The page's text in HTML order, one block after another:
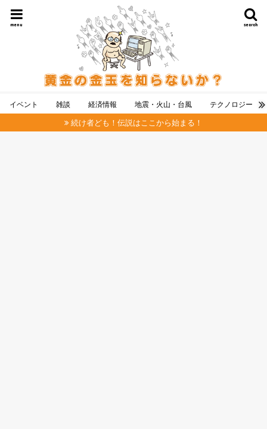
search
menu
イベント 雑談 経済情報 地震・火山・台風 テクノロジー
続け者ども！伝説はここから始まる！